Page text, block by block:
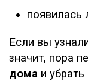
появилась
Если вы
значит, пора
дома и